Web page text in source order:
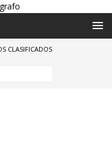
CLASIFICADOS